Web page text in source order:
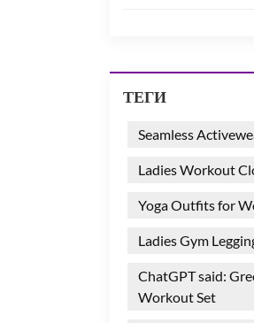
ТЕГИ
Seamless
Ladies Workout
Yoga Outfits for
Ladies Gym
ChatGPT said:
Workout Set